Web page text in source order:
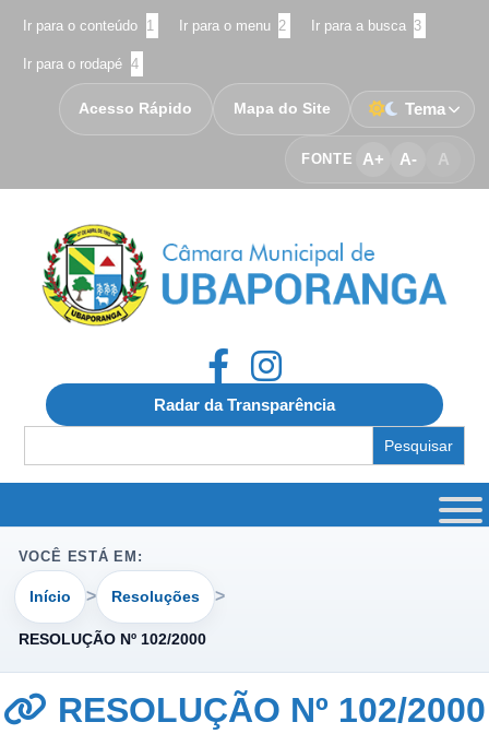
Ir para o conteúdo 1 Ir para o menu 2 Ir para a busca 3
Ir para o rodapé 4
FONTE A+ A- A
Acesso Rápido Mapa do Site Tema
Radar da Transparência
for:
VOCÊ ESTÁ EM:
Início Resoluções
RESOLUÇÃO Nº 102/2000
RESOLUÇÃO Nº 102/2000